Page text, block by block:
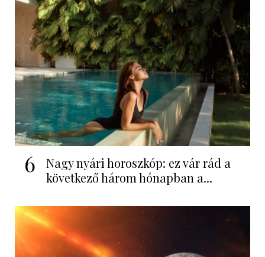
6
Nagy nyári horoszkóp: ez vár rád a
következő három hónapban a...